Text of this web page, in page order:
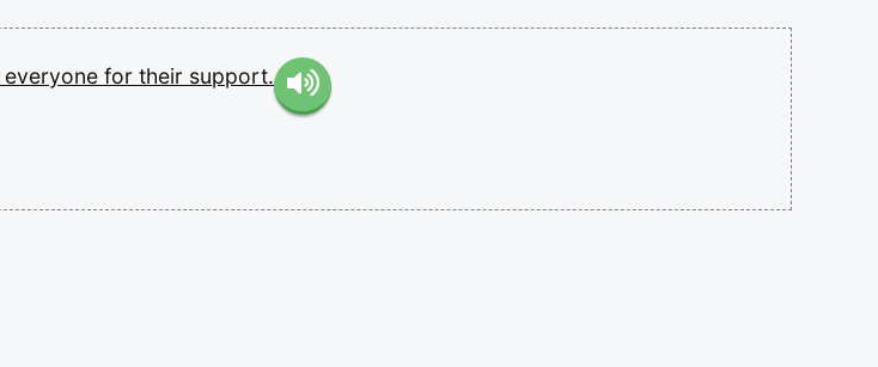
everyone for their support.